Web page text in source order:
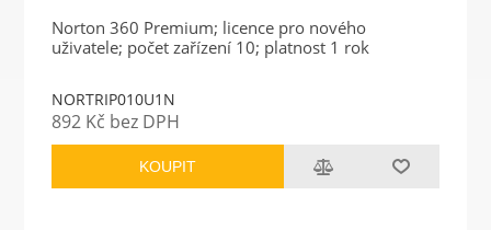
Norton 360 Premium; licence pro nového
uživatele; počet zařízení 10; platnost 1 rok
NORTRIP010U1N
892 Kč bez DPH
KOUPIT